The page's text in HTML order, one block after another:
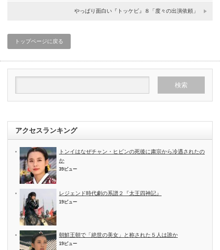
やっぱり面白い『トッケビ』８「度々の出演依頼」
トップページに戻る
アクセスランキング
トンイはなぜチャン・ヒビンの死後に粛宗から冷遇されたの
か
39ビュー
レジェンド時代劇の系譜２『太王四神記』
19ビュー
朝鮮王朝で「絶世の美女」と称された５人は誰か
19ビュー